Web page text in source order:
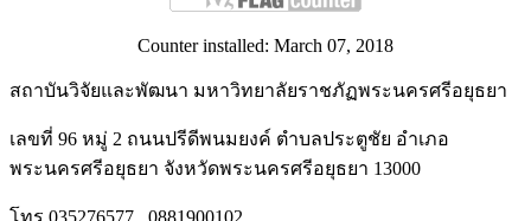
Counter installed: March 07, 2018
สถาบันวิจัยและพัฒนา มหาวิทยาลัยราชภัฏพระนครศรีอยุธยา
เลขที่ 96 หมู่ 2 ถนนปรีดีพนมยงค์ ตำบลประตูชัย อำเภอ
พระนครศรีอยุธยา จังหวัดพระนครศรีอยุธยา 13000
โทร 035276577 , 0881900102